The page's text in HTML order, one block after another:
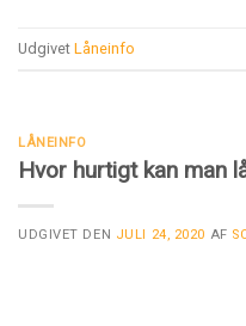
Udgivet Låneinfo
LÅNEINFO
Hvor hurtigt kan man
UDGIVET DEN JULI 24, 2020 AF